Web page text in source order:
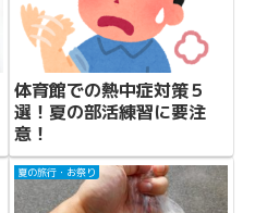
体育館での熱中症対策５
選！夏の部活練習に要注
意！
夏の旅行・お祭り